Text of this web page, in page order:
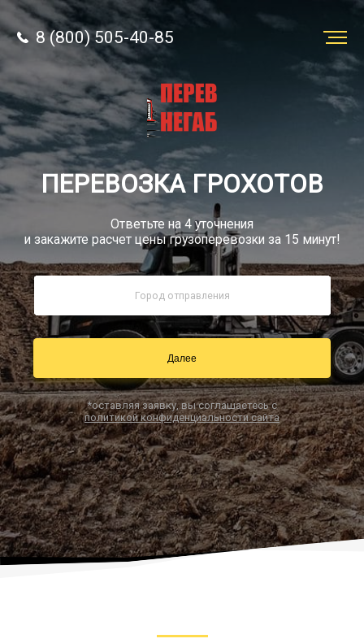
8 (800) 505-40-85
Звонок по РФ бесплатный
sale@simtruck-negabarit.ru
Заказать звонок
Заказать
перевозку
Грузы
8 (800) 505-40-85
ПЕРЕВОЗКА ГРОХОТОВ
Ответьте на 4 уточнения
и закажите расчет цены грузоперевозки за 15 минут!
Далее
*оставляя заявку, вы соглашаетесь с
политикой конфиденциальности сайта